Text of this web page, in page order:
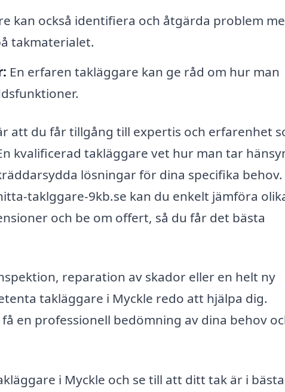
kan också identifiera och åtgärda problem
takmaterialet.
En erfaren takläggare kan ge råd om hur man
att du får tillgång till expertis och erfarenhet
kvalificerad takläggare vet hur man tar
lösningar för dina specifika behov.
taklggare-9kb.se kan du enkelt jämföra
och be om offert, så du får det bästa
reparation av skador eller en helt ny
takläggare i Myckle redo att hjälpa dig.
en professionell bedömning av dina behov
i Myckle och se till att ditt tak är i bästa